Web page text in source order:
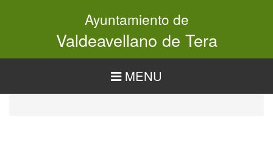
Ayuntamiento de
Valdeavellano de Tera
MENU